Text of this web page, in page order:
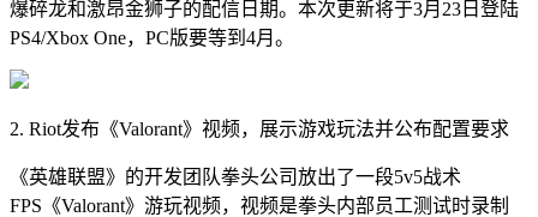
爆碎龙和激昂金狮子的配信日期。本次更新将于3月23日登陆
PS4/Xbox One，PC版要等到4月。
2. Riot发布《Valorant》视频，展示游戏玩法并公布配置要求
《英雄联盟》的开发团队拳头公司放出了一段5v5战术
FPS《Valorant》游玩视频，视频是拳头内部员工测试时录制